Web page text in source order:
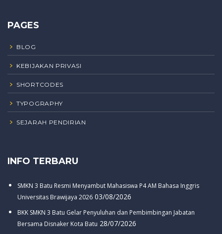
PAGES
BLOG
KEBIJAKAN PRIVASI
SHORTCODES
TYPOGRAPHY
SEJARAH PENDIRIAN
INFO TERBARU
SMKN 3 Batu Resmi Menyambut Mahasiswa P4 AM Bahasa Inggris
Universitas Brawijaya 2026 03/08/2026
BKK SMKN 3 Batu Gelar Penyuluhan dan Pembimbingan Jabatan
Bersama Disnaker Kota Batu 28/07/2026